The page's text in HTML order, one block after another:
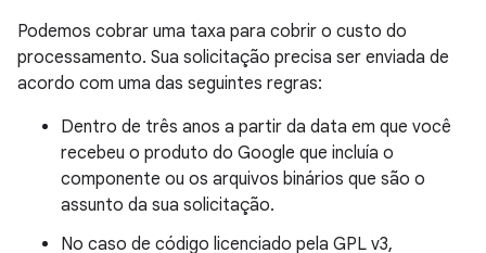
Podemos cobrar uma taxa para cobrir o custo do
processamento. Sua solicitação precisa ser enviada de
acordo com uma das seguintes regras:
Dentro de três anos a partir da data em que você
recebeu o produto do Google que incluía o
componente ou os arquivos binários que são o
assunto da sua solicitação.
No caso de código licenciado pela GPL v3,